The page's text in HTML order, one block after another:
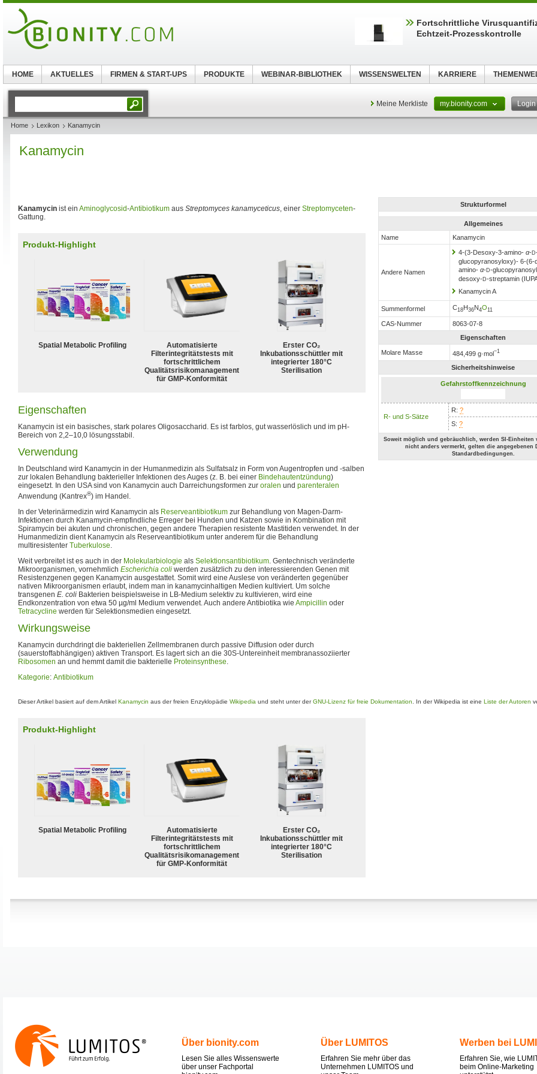
Meine Merkliste my.bionity.com Login
Home Lexikon Kanamycin
Kanamycin
Strukturformel
Allgemeines
Name
Kanamycin
Andere Namen
4-(3-Desoxy-3-amino- α-D
glucopyranosyloxy)- 6-(6-
amino- α-D-
desoxy-D-streptamin
Kanamycin A
Summenformel C18H36N4O11
CAS-Nummer
8063-07-8
Eigenschaften
Molare Masse 484,499 g·mol−1
Sicherheitshinweise
Gefahrstoffkennzeichnung
R- und S-Sätze
R: ?
S: ?
Soweit möglich und gebräuchlich, werden SI-Einheiten
nicht anders vermerkt, gelten die angegebenen
Standardbedingungen.
Kanamycin ist ein Aminoglycosid-Antibiotikum aus Streptomyces kanamyceticus, einer Streptomyceten-
Gattung.
Produkt-Highlight
Spatial Metabolic Profiling
Automatisierte
Filterintegritätstests mit
fortschrittlichem
Qualitätsrisikomanagement
für GMP-Konformität
Erster CO₂
Inkubationsschüttler mit
integrierter 180°C
Sterilisation
Eigenschaften
Kanamycin ist ein basisches, stark polares Oligosaccharid. Es ist farblos, gut wasserlöslich und im pH-
Bereich von 2,2–10,0 lösungsstabil.
Verwendung
In Deutschland wird Kanamycin in der Humanmedizin als Sulfatsalz in Form von Augentropfen und -salben
zur lokalen Behandlung bakterieller Infektionen des Auges (z. B. bei einer Bindehautentzündung)
eingesetzt. In den USA sind von Kanamycin auch Darreichungsformen zur oralen und parenteralen
Anwendung (Kantrex®) im Handel.
In der Veterinärmedizin wird Kanamycin als Reserveantibiotikum zur Behandlung von Magen-Darm-
Infektionen durch Kanamycin-empfindliche Erreger bei Hunden und Katzen sowie in Kombination mit
Spiramycin bei akuten und chronischen, gegen andere Therapien resistente Mastitiden verwendet. In der
Humanmedizin dient Kanamycin als Reserveantibiotikum unter anderem für die Behandlung
multiresistenter Tuberkulose.
Weit verbreitet ist es auch in der Molekularbiologie als Selektionsantibiotikum. Gentechnisch veränderte
Mikroorganismen, vornehmlich Escherichia coli werden zusätzlich zu den interessierenden Genen mit
Resistenzgenen gegen Kanamycin ausgestattet. Somit wird eine Auslese von veränderten gegenüber
nativen Mikroorganismen erlaubt, indem man in kanamycinhaltigen Medien kultiviert. Um solche
transgenen E. coli Bakterien beispielsweise in LB-Medium selektiv zu kultivieren, wird eine
Endkonzentration von etwa 50 µg/ml Medium verwendet. Auch andere Antibiotika wie Ampicillin oder
Tetracycline werden für Selektionsmedien eingesetzt.
Wirkungsweise
Kanamycin durchdringt die bakteriellen Zellmembranen durch passive Diffusion oder durch
(sauerstoffabhängigen) aktiven Transport. Es lagert sich an die 30S-Untereinheit membranassoziierter
Ribosomen an und hemmt damit die bakterielle Proteinsynthese.
Kategorie: Antibiotikum
Dieser Artikel basiert auf dem Artikel Kanamycin aus der freien Enzyklopädie Wikipedia und steht unter derGNU-Lizenz für freie Dokumentation . In der Wikipedia ist eine Liste der Autoren
Produkt-Highlight
Spatial Metabolic Profiling
Automatisierte
Filterintegritätstests mit
fortschrittlichem
Qualitätsrisikomanagement
für GMP-Konformität
Erster CO₂
Inkubationsschüttler mit
integrierter 180°C
Sterilisation
Über bionity.com
Lesen Sie alles Wissenswerte
über unser Fachportal
Über LUMITOS
Erfahren Sie mehr über das
Unternehmen LUMITOS und
Werben bei
Erfahren Sie, wie
beim Online-Marketing
Fortschrittliche
Echtzeit-Prozesskontrolle
HOME AKTUELLES FIRMEN & START-UPS PRODUKTE WEBINAR-BIBLIOTHEK WISSENSWELTEN KARRIERE